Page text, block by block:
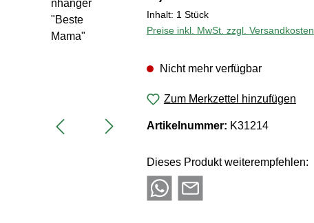
Inhalt: 1 Stück
Preise inkl. MwSt. zzgl. Versandkosten
Nicht mehr verfügbar
Zum Merkzettel hinzufügen
Artikelnummer: K31214
Dieses Produkt weiterempfehlen: